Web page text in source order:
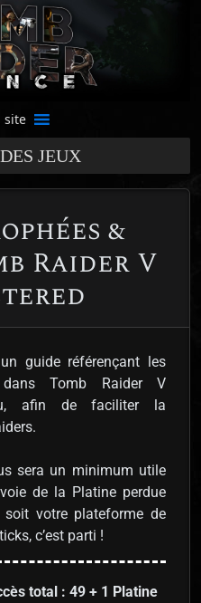
site
JEUX
&
Raider V
guide référençant les
Tomb Raider V
afin de faciliter la
sera un minimum utile
de la Platine perdue
soit votre plateforme de
c’est parti !
total : 49 + 1 Platine